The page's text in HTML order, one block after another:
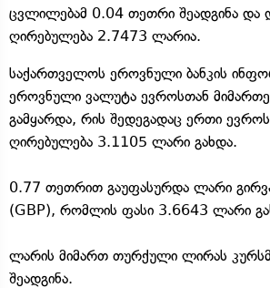
ცვლილებამ 0.04 თეთრი შეადგინა და
ღირებულება 2.7473 ლარია.
საქართველოს ეროვნული ბანკის
ეროვნული ვალუტა ევროსთან
გამყარდა, რის შედეგადაც ერთი
ღირებულება 3.1105 ლარი გახდა.
0.77 თეთრით გაუფასურდა ლარი
(GBP), რომლის ფასი 3.6643 ლარი
ლარის მიმართ თურქული ლირას
შეადგინა.